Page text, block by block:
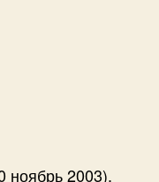
2003).